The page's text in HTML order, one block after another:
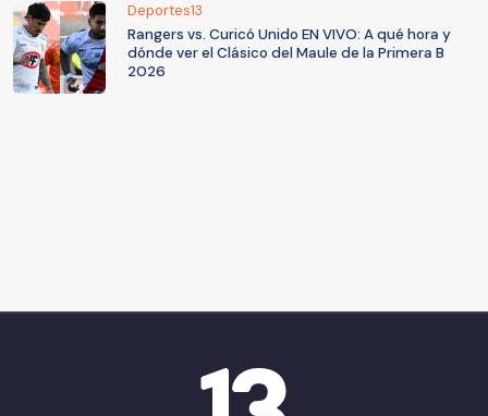
Deportes13
Rangers vs. Curicó Unido EN VIVO: A qué hora y
dónde ver el Clásico del Maule de la Primera B
2026